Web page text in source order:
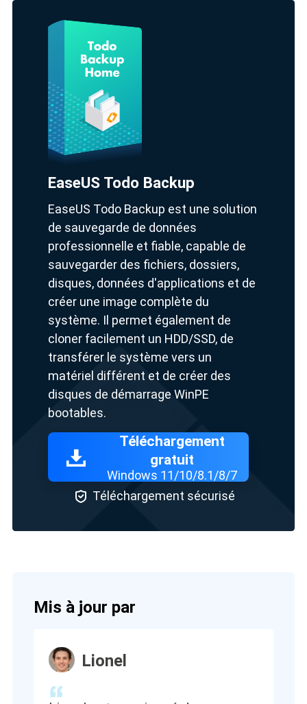
EaseUS Todo Backup
EaseUS Todo Backup est une solution
de sauvegarde de données
professionnelle et fiable, capable de
sauvegarder des fichiers, dossiers,
disques, données d'applications et de
créer une image complète du
système. Il permet également de
cloner facilement un HDD/SSD, de
transférer le système vers un
matériel différent et de créer des
disques de démarrage WinPE
bootables.
Téléchargement
gratuit
Windows 11/10/8.1/8/7
 Téléchargement sécurisé
Mis à jour par
Lionel